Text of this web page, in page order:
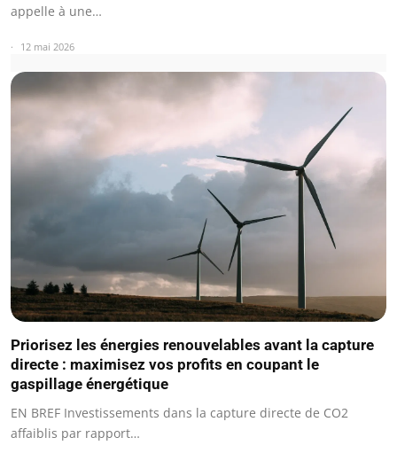
appelle à une…
12 mai 2026
Priorisez les énergies renouvelables avant la capture
directe : maximisez vos profits en coupant le
gaspillage énergétique
EN BREF Investissements dans la capture directe de CO2
affaiblis par rapport…